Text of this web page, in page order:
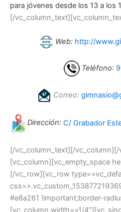
para jóvenes desde los 13 a los
[/
Web: http://
Teléfono:
Correo:
Dirección: C/ Grabador
[/vc_column_text][/
[vc_column][vc_empty_space
[/vc_row][vc_row
#e8a261 !important;border-